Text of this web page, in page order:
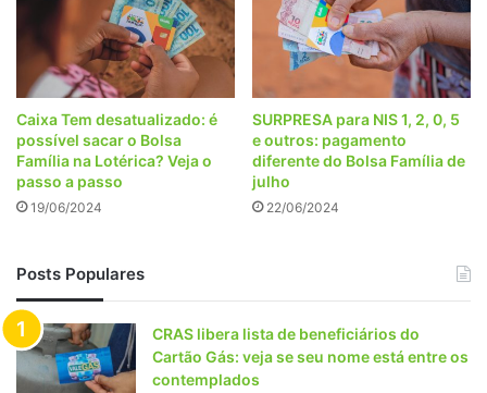
Caixa Tem desatualizado: é
possível sacar o Bolsa
Família na Lotérica? Veja o
passo a passo
19/06/2024
SURPRESA para NIS 1, 2, 0, 5
e outros: pagamento
diferente do Bolsa Família de
julho
22/06/2024
Posts Populares
CRAS libera lista de beneficiários do
Cartão Gás: veja se seu nome está entre os
contemplados